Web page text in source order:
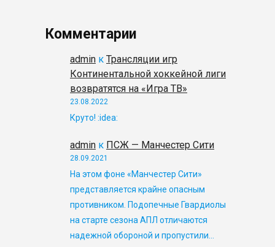
Комментарии
admin к Трансляции игр
Континентальной хоккейной лиги
возвратятся на «Игра ТВ»
23.08.2022
Круто! :idea:
admin к ПСЖ — Манчестер Сити
28.09.2021
На этом фоне «Манчестер Сити»
представляется крайне опасным
противником. Подопечные Гвардиолы
на старте сезона АПЛ отличаются
надежной обороной и пропустили…